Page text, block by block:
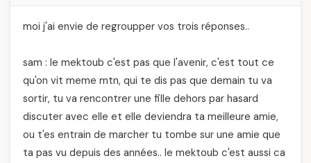
moi j'ai envie de regroupper vos trois réponses..
sam : le mektoub c'est pas que l'avenir, c'est tout ce
qu'on vit meme mtn, qui te dis pas que demain tu va
sortir, tu va rencontrer une fille dehors par hasard
discuter avec elle et elle deviendra ta meilleure amie,
ou t'es entrain de marcher tu tombe sur une amie que
ta pas vu depuis des années.. le mektoub c'est aussi ca